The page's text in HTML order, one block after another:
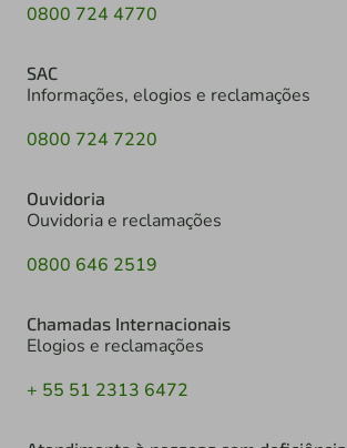
0800 724 4770
SAC
Informações, elogios e reclamações
0800 724 7220
Ouvidoria
Ouvidoria e reclamações
0800 646 2519
Chamadas Internacionais
Elogios e reclamações
+ 55 51 2313 6472